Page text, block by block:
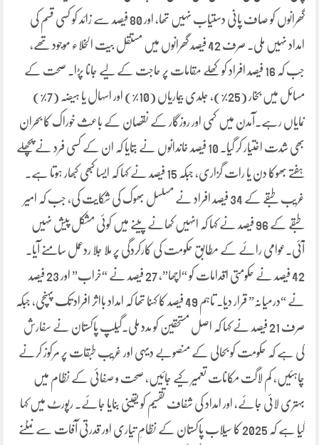
گھرانوں کو صاف پانی دستیاب نہیں تھا، اور 80 فیصد سے زائد کو کسی قسم کی
امداد نہیں ملی۔ صرف 42 فیصد گھرانوں میں مستقل بیت الخلاء موجود تھے،
جب کہ 16 فیصد افراد کو کھلے مقامات پر حاجت کے لیے جانا پڑا۔ صحت کے
مسائل میں بخار (25٪)، جلدی بیماریاں (10٪) اور اسہال یا ہیضہ (7٪)
نمایاں رہے۔آمدن میں کمی اور روزگار کے نقصان کے باعث خوراک کا بحران
بھی شدت اختیار کر گیا۔ 10 فیصد خاندانوں نے بتایا کہ ان کے کسی فرد نے پچھلے
ہفتے بھوکا دن یا رات گزاری، جبکہ 15 فیصد نے کہا کہ ایسا کبھی کبھار ہوتا ہے۔
غریب طبقے کے 34 فیصد افراد نے مسلسل بھوک کی شکایت کی، جب کہ امیر
طبقے کے 96 فیصد نے کہا کہ انہیں کھانے پینے میں کوئی مشکل پیش نہیں
آئی۔عوامی رائے کے مطابق حکومت کی کارکردگی پر ملا جلا ردعمل سامنے آیا۔
42 فیصد نے حکومتی اقدامات کو “اچھا”، 27 فیصد نے “خراب” اور 23 فیصد
نے “درمیانہ” قرار دیا۔ تاہم 49 فیصد کا کہنا تھا کہ امداد بااثر افراد تک پہنچی، جبکہ
صرف 21 فیصد نے کہا کہ اصل مستحقین کو مدد ملی۔گیلپ پاکستان نے سفارش
کی ہے کہ حکومت کو بحالی کے منصوبے دیہی اور غریب طبقات پر مرکوز کرنے
چاہئیں، کم لاگت مکانات تعمیر کیے جائیں، صحت و صفائی کے نظام میں
بہتری لائی جائے، اور امداد کی شفاف تقسیم کو یقینی بنایا جائے۔ رپورٹ میں کہا
گیا ہے کہ 2025 کا سیلاب پاکستان کے نظامِ تیاری اور قدرتی آفات سے نمٹنے